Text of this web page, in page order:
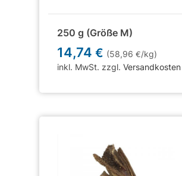
250 g (Größe M)
14,74€ (58,96€/kg)
inkl. MwSt. zzgl.Versandkosten